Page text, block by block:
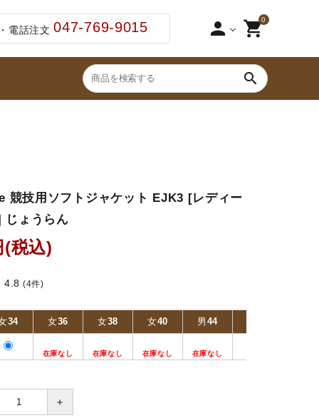
電話注文047-769-9015 person 0
shopping_cart
ゼッケン・パッド
その他ペットグッズ
search
競技用ソフトジャケット EJK3 [レディー
ょうらん
(税込)
4.8 (4件)
34 女36 女38 女40 男44
＋